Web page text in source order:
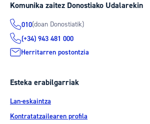
Komunika zaitez Donostiako Udalarekin
010(doan Donostiatik)
(+34) 943 481 000
Herritarren postontzia
Esteka erabilgarriak
Lan-eskaintza
Kontratatzailearen profila